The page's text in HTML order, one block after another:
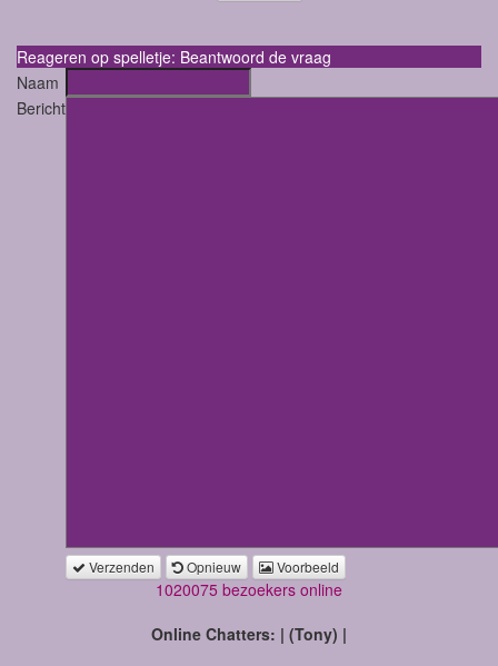
Reageren op spelletje: Beantwoord de vraag
Naam
Bericht
Verzenden Opnieuw Voorbeeld
1020075 bezoekers online
Online Chatters: | (Tony) |